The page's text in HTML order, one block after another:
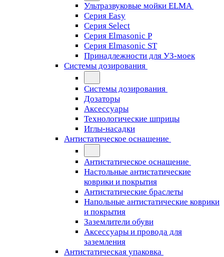
Ультразвуковые мойки ELMA
Серия Easy
Серия Select
Серия Elmasonic P
Серия Elmasonic ST
Принадлежности для УЗ-моек
Системы дозирования
Системы дозирования
Дозаторы
Аксессуары
Технологические шприцы
Иглы-насадки
Антистатическое оснащение
Антистатическое оснащение
Настольные антистатические
коврики и покрытия
Антистатические браслеты
Напольные антистатические коврики
и покрытия
Заземлители обуви
Аксессуары и провода для
заземления
Антистатическая упаковка